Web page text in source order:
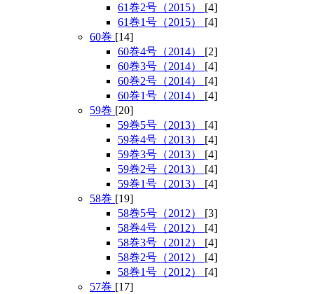
61巻2号（2015） [4]
61巻1号（2015） [4]
60巻 [14]
60巻4号（2014） [2]
60巻3号（2014） [4]
60巻2号（2014） [4]
60巻1号（2014） [4]
59巻 [20]
59巻5号（2013） [4]
59巻4号（2013） [4]
59巻3号（2013） [4]
59巻2号（2013） [4]
59巻1号（2013） [4]
58巻 [19]
58巻5号（2012） [3]
58巻4号（2012） [4]
58巻3号（2012） [4]
58巻2号（2012） [4]
58巻1号（2012） [4]
57巻 [17]